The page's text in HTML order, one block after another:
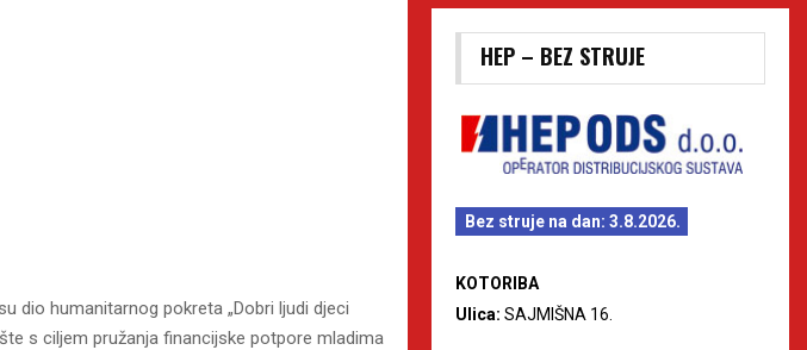
dio humanitarnog pokreta „Dobri ljudi djeci
s ciljem pružanja financijske potpore mladima
HEP – BEZ STRUJE
Bez struje na dan: 3.8.2026.
KOTORIBA
Ulica: SAJMIŠNA 16.